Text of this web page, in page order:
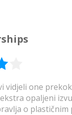
vidjeli one
opaljeni
o plastičnim